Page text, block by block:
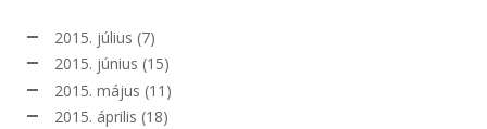
2015. július (7)
2015. június (15)
2015. május (11)
2015. április (18)